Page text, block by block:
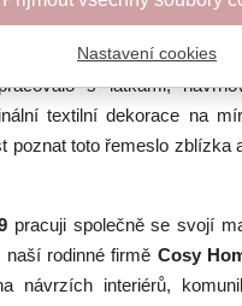
Burianováa svět
od dětství. Vyrůstala
s látkami,
textilní dekorace na
poznat toto řemeslo zblízka
pracuji společně se svojí
naší rodinné firmě Cosy
návrzích interiérů,
Nastavení cookies